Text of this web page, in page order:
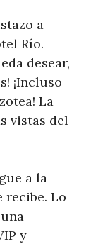
a
Río.
desear,
¡Incluso
La
vistas del
a la
recibe. Lo
y